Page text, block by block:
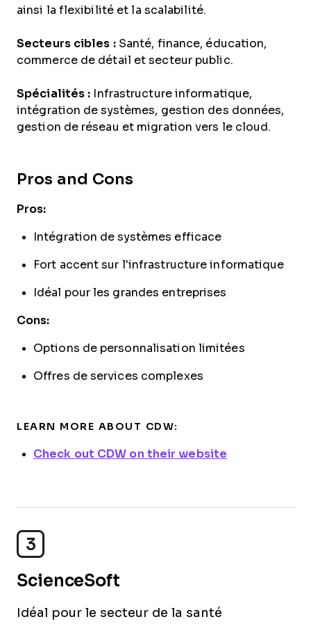
ainsi la flexibilité et la scalabilité.
Secteurs cibles :Santé, finance, éducation,
commerce de détail et secteur public.
Spécialités : Infrastructure informatique,
intégration de systèmes, gestion des données,
gestion de réseau et migration vers le cloud.
Pros and Cons
Pros:
Intégration de systèmes efficace
Fort accent sur l'infrastructure informatique
Idéal pour les grandes entreprises
Cons:
Options de personnalisation limitées
Offres de services complexes
LEARN MORE ABOUT CDW:
Check out CDW on their website
3
ScienceSoft
Idéal pour le secteur de la santé